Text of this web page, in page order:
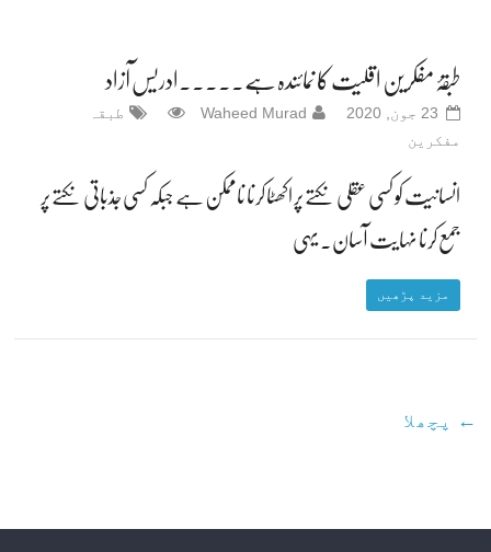
طبقۂ مفکرین اقلیت کا نمائندہ ہے۔۔۔۔۔ادریس آزاد
23 جون, 2020 Waheed Murad
طبقہ
مفکرین
انسانیت کو کسی عقلی نکتے پر اکھٹا کرنا ناممکن ہے جبکہ کسی جذباتی نکتے پر
جمع کرنا نہایت آسان۔ یہی
مزید پڑھیں
← پچھلا